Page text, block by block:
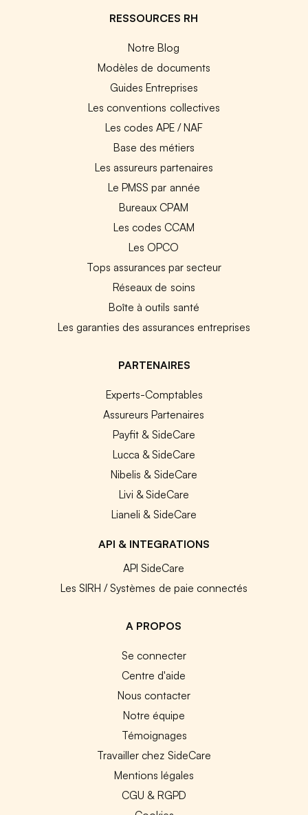
RESSOURCES RH
Notre Blog
Modèles de documents
Guides Entreprises
Les conventions collectives
Les codes APE / NAF
Base des métiers
Les assureurs partenaires
Le PMSS par année
Bureaux CPAM
Les codes CCAM
Les OPCO
Tops assurances par secteur
Réseaux de soins
Boîte à outils santé
Les garanties des assurances entreprises
PARTENAIRES
Experts-Comptables
Assureurs Partenaires
Payfit & SideCare
Lucca & SideCare
Nibelis & SideCare
Livi & SideCare
Lianeli & SideCare
API & INTEGRATIONS
API SideCare
Les SIRH / Systèmes de paie connectés
A PROPOS
Se connecter
Centre d'aide
Nous contacter
Notre équipe
Témoignages
Travailler chez SideCare
Mentions légales
CGU & RGPD